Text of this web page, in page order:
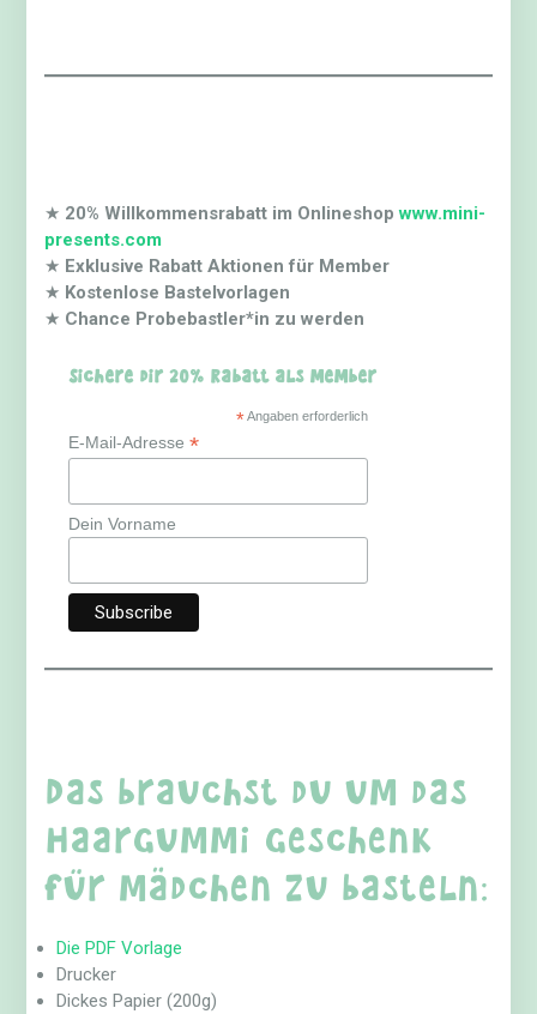
★ 20% Willkommensrabatt im Onlineshopwww.mini-
presents.com
★ Exklusive Rabatt Aktionen für Member
★ Kostenlose Bastelvorlagen
★ Chance Probebastler*in zu werden
Sichere dir 20% Rabatt als Member
*Angaben erforderlich
E-Mail-Adresse*
Dein Vorname
Das brauchst du um das
Haargummi Geschenk
für Mädchen zu basteln:
Die PDF Vorlage
Drucker
Dickes Papier (200g)